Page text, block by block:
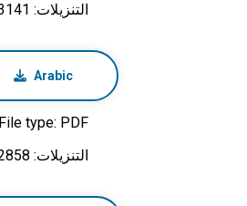
التنزيلات: 3141
Arabic
File type: PDF
التنزيلات: 2858